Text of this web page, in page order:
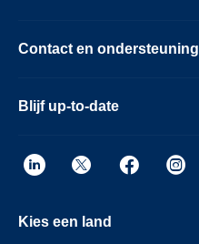
Contact en ondersteuning
Blijf up-to-date
Kies een land